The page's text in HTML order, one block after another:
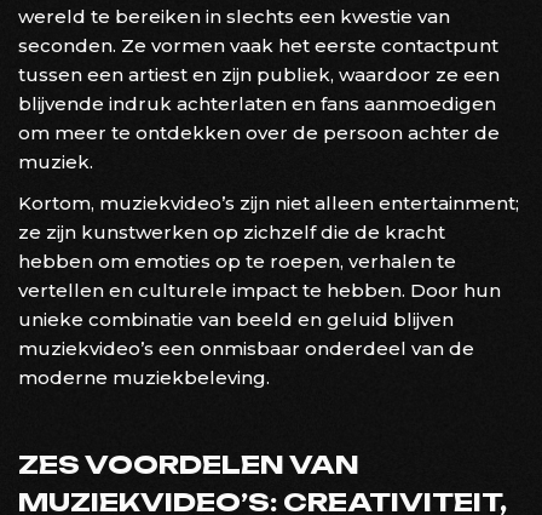
wereld te bereiken in slechts een kwestie van
seconden. Ze vormen vaak het eerste contactpunt
tussen een artiest en zijn publiek, waardoor ze een
blijvende indruk achterlaten en fans aanmoedigen
om meer te ontdekken over de persoon achter de
muziek.
Kortom, muziekvideo’s zijn niet alleen entertainment;
ze zijn kunstwerken op zichzelf die de kracht
hebben om emoties op te roepen, verhalen te
vertellen en culturele impact te hebben. Door hun
unieke combinatie van beeld en geluid blijven
muziekvideo’s een onmisbaar onderdeel van de
moderne muziekbeleving.
ZES VOORDELEN VAN
MUZIEKVIDEO’S: CREATIVITEIT,